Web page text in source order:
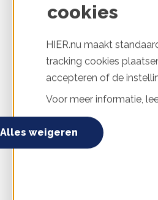
In dit artikel meer over de
implicaties van de
Energieopwekking (SCE). Als
energie gaat opwekken, heb
cookies
HIER.nu maakt
tracking cookies
accepteren of de
Voor meer informatie,
Alles weigeren